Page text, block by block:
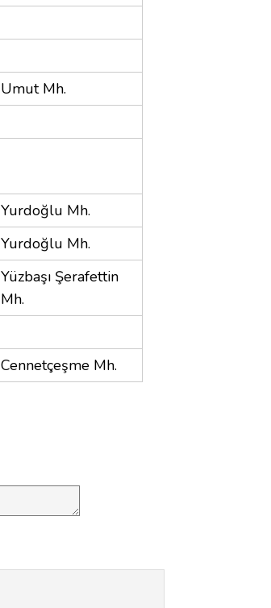
Umut Mh.
Yurdoğlu Mh.
Yurdoğlu Mh.
Yüzbaşı Şerafettin
Mh.
Cennetçeşme Mh.